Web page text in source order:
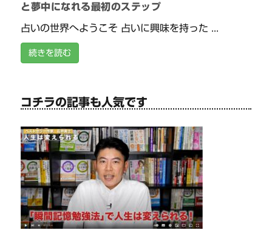
と夢中になれる最初のステップ
占いの世界へようこそ 占いに興味を持った ...
続きを読む
コチラの記事も人気です